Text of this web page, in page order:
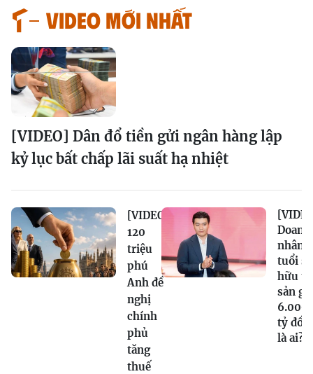
VIDEO MỚI NHẤT
[VIDEO] Dân đổ tiền gửi ngân hàng lập
kỷ lục bất chấp lãi suất hạ nhiệt
[VIDEO]
120
triệu
phú
Anh đề
nghị
chính
phủ
tăng
thuế
Doanh
nhân
tuổi sở
hữu
sản
6.000
tỷ
là ai?